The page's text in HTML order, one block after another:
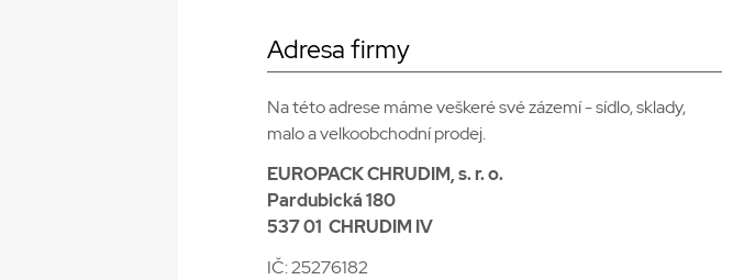
Adresa firmy
Na této adrese máme veškeré své zázemí - sídlo, sklady,
malo a velkoobchodní prodej.
EUROPACK CHRUDIM, s. r. o.
Pardubická 180
537 01 CHRUDIM IV
IČ: 25276182